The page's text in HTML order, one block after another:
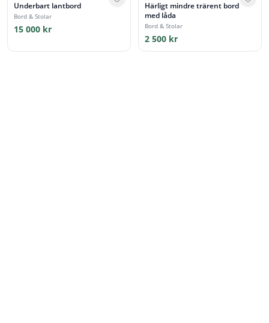
Underbart lantbord
Bord & Stolar
15 000 kr
Härligt mindre trärent bord
med låda
Bord & Stolar
2 500 kr